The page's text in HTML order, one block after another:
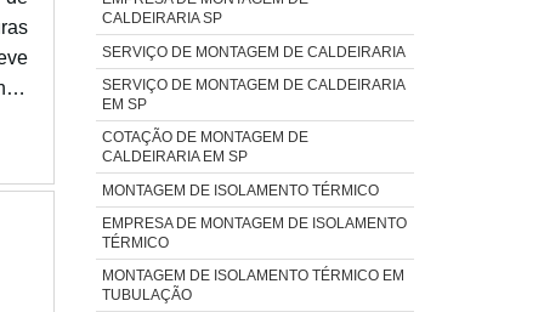
CALDEIRARIA SP
SERVIÇO DE MONTAGEM DE CALDEIRARIA
SERVIÇO DE MONTAGEM DE CALDEIRARIA
EM SP
COTAÇÃO DE MONTAGEM DE
CALDEIRARIA EM SP
MONTAGEM DE ISOLAMENTO TÉRMICO
EMPRESA DE MONTAGEM DE ISOLAMENTO
TÉRMICO
MONTAGEM DE ISOLAMENTO TÉRMICO EM
TUBULAÇÃO